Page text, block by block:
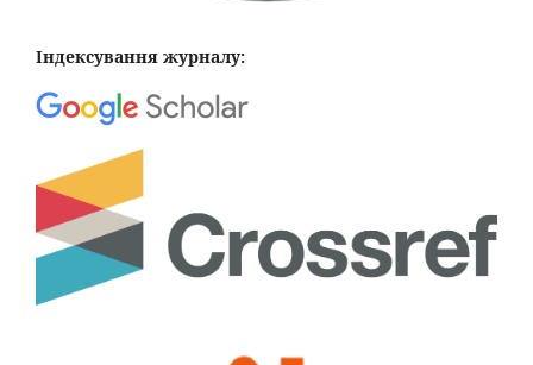
Індексування журналу: